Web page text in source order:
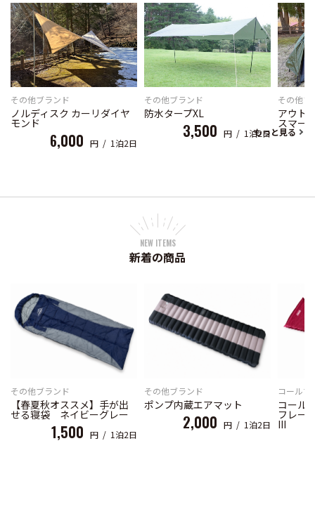
もっと見る
その他ブランド
ノルディスク カーリダイヤ
モンド
6,000 円 / 1泊2日
その他ブランド
防水タープXL
3,500 円 / 1泊2日
その他ブ
アウト
スマー
NEW ITEMS
新着の商品
その他ブランド
【春夏秋オススメ】手が出
せる寝袋 ネイビーグレー
1,500 円 / 1泊2日
その他ブランド
ポンプ内蔵エアマット
2,000 円 / 1泊2日
コールマ
コール
フレー
III